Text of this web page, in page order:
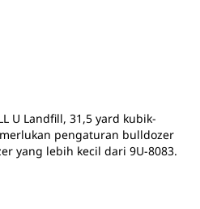
U Landfill, 31,5 yard kubik-
pengaturan bulldozer
yang lebih kecil dari 9U-8083.